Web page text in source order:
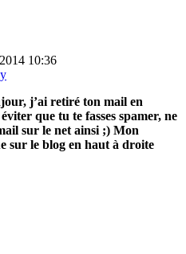
10:36
j’ai retiré ton mail en
que tu te fasses spamer, ne
sur le net ainsi ;) Mon
sur le blog en haut à droite